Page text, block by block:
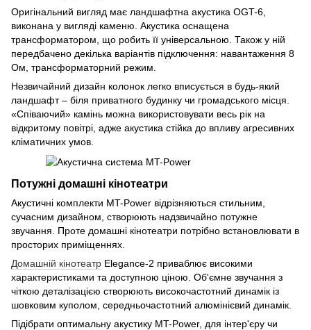
Оригінальний вигляд має ландшафтна акустика OGT-6,
виконана у вигляді каменю. Акустика оснащена
трансформатором, що робить її універсальною. Також у ній
передбачено декілька варіантів підключення: навантаження 8
Ом, трансформаторний режим.
Незвичайний дизайн колонок легко вписується в будь-який
ландшафт – біля приватного будинку чи громадського місця.
«Співаючий» камінь можна використовувати весь рік на
відкритому повітрі, адже акустика стійка до впливу агресивних
кліматичних умов.
Потужні домашні кінотеатри
Акустичні комплекти MT-Power відрізняються стильним,
сучасним дизайном, створюють надзвичайно потужне
звучання. Проте домашні кінотеатри потрібно встановлювати в
просторих приміщеннях.
Домашній кінотеатр Elegance-2 приваблює високими
характеристиками та доступною ціною. Об'ємне звучання з
чіткою деталізацією створюють високочастотний динамік із
шовковим куполом, середньочастотний алюмінієвий динамік.
Підібрати оптимальну акустику MT-Power, для інтер'єру чи